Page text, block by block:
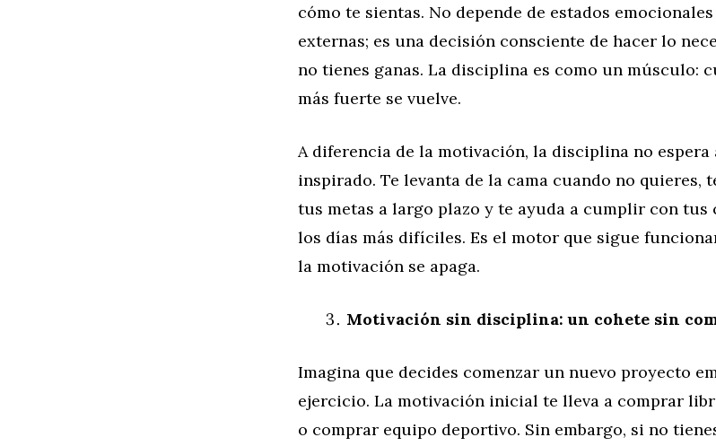
cómo te sientas. No depende de estados
externas; es una decisión consciente de hacer lo
no tienes ganas. La disciplina es como un músculo:
más fuerte se vuelve.
A diferencia de la motivación, la disciplina no espera
inspirado. Te levanta de la cama cuando no quieres,
tus metas a largo plazo y te ayuda a cumplir con tus
los días más difíciles. Es el motor que sigue
la motivación se apaga.
Motivación sin disciplina: un cohete sin
Imagina que decides comenzar un nuevo proyecto
ejercicio. La motivación inicial te lleva a comprar
o comprar equipo deportivo. Sin embargo, si no